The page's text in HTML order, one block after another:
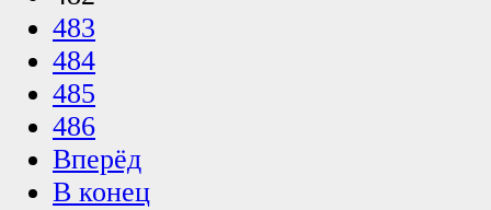
483
484
485
486
Вперёд
В конец